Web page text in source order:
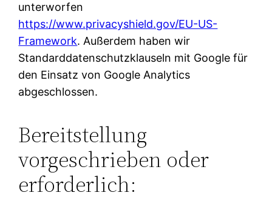
unterworfen
https://www.privacyshield.gov/EU-US-
Framework. Außerdem haben wir
Standarddatenschutzklauseln mit Google für
den Einsatz von Google Analytics
abgeschlossen.
Bereitstellung
vorgeschrieben oder
erforderlich: